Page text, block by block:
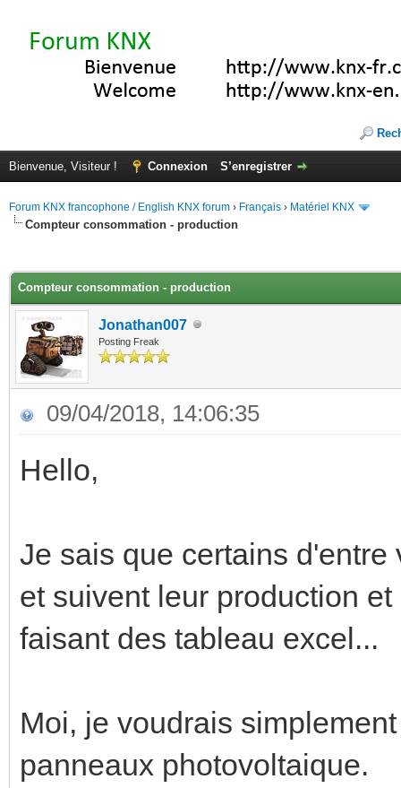
Bienvenue, Visiteur ! Connexion S’enregistrer
Forum KNX francophone / English KNX forum › Français › Matériel KNX
Compteur consommation - production
Compteur consommation - production
Jonathan007
Posting Freak
09/04/2018, 14:06:35
Hello,
Je sais que certains
et suivent leur production
faisant des tableau excel...
Moi, je voudrais
panneaux photovoltaique.